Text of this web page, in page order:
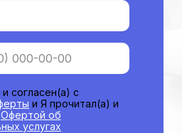
согласен(а) с
и Я прочитал(а) и
Офертой об
услугах